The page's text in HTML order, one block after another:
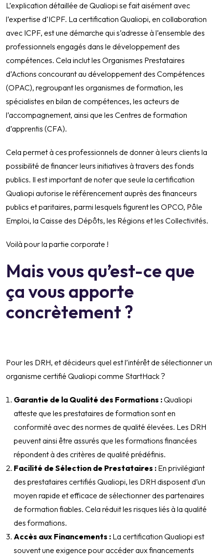
L’explication détaillée de Qualiopi se fait aisément avec
l’expertise d’ICPF. La certification Qualiopi, en collaboration
avec ICPF, est une démarche qui s’adresse à l’ensemble des
professionnels engagés dans le développement des
compétences. Cela inclut les Organismes Prestataires
d’Actions concourant au développement des Compétences
(OPAC), regroupant les organismes de formation, les
spécialistes en bilan de compétences, les acteurs de
l’accompagnement, ainsi que les Centres de formation
d’apprentis (CFA).
Cela permet à ces professionnels de donner à leurs clients la
possibilité de financer leurs initiatives à travers des fonds
publics. Il est important de noter que seule la certification
Qualiopi autorise le référencement auprès des financeurs
publics et paritaires, parmi lesquels figurent les OPCO, Pôle
Emploi, la Caisse des Dépôts, les Régions et les Collectivités.
Voilà pour la partie corporate !
Mais vous qu’est-ce que
ça vous apporte
concrètement ?
Pour les DRH, et décideurs quel est l’intérêt de sélectionner un
organisme certifié Qualiopi comme StartHack ?
Garantie de la Qualité des Formations :Qualiopi
atteste que les prestataires de formation sont en
conformité avec des normes de qualité élevées. Les DRH
peuvent ainsi être assurés que les formations financées
répondent à des critères de qualité prédéfinis.
Facilité de Sélection de Prestataires : En privilégiant
des prestataires certifiés Qualiopi, les DRH disposent d’un
moyen rapide et efficace de sélectionner des partenaires
de formation fiables. Cela réduit les risques liés à la qualité
des formations.
Accès aux Financements : La certification Qualiopi est
souvent une exigence pour accéder aux financements